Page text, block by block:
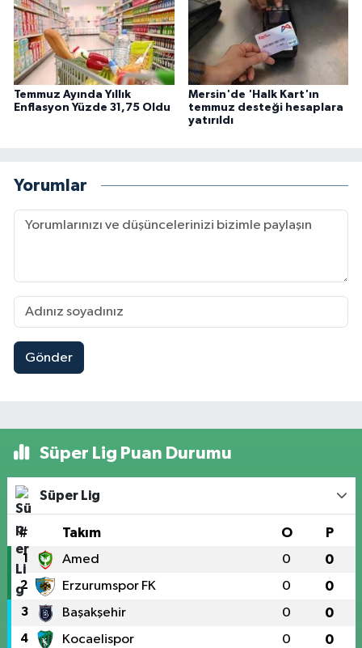
Temmuz Ayında Yıllık
Enflasyon Yüzde 31,75 Oldu
Mersin'de 'Halk Kart'ın
temmuz desteği hesaplara
yatırıldı
Yorumlar
Gönder
Süper Lig Puan Durumu
Süper Lig
# Takım O P
1 Amed 0 0
2 Erzurumspor FK 0 0
3 Başakşehir 0 0
4 Kocaelispor 0 0